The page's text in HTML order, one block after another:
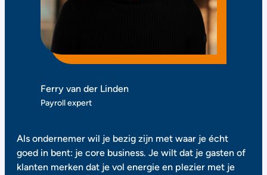
Ferry van der Linden
Payroll expert
Als ondernemer wil je bezig zijn met waar je écht
goed in bent: je core business. Je wilt dat je gasten of
klanten merken dat je vol energie en plezier met je